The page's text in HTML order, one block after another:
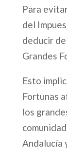
Para
del
deducir
Grandes
Esto
Fortunas
los
Andalucía